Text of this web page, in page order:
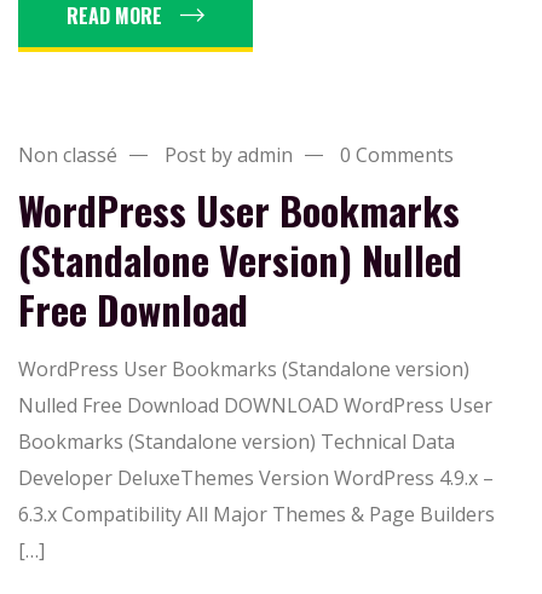
READ MORE
Non classé Post by admin 0 Comments
WordPress User Bookmarks
(Standalone Version) Nulled
Free Download
WordPress User Bookmarks (Standalone version)
Nulled Free Download DOWNLOAD WordPress User
Bookmarks (Standalone version) Technical Data
Developer DeluxeThemes Version WordPress 4.9.x –
6.3.x Compatibility All Major Themes & Page Builders
[…]